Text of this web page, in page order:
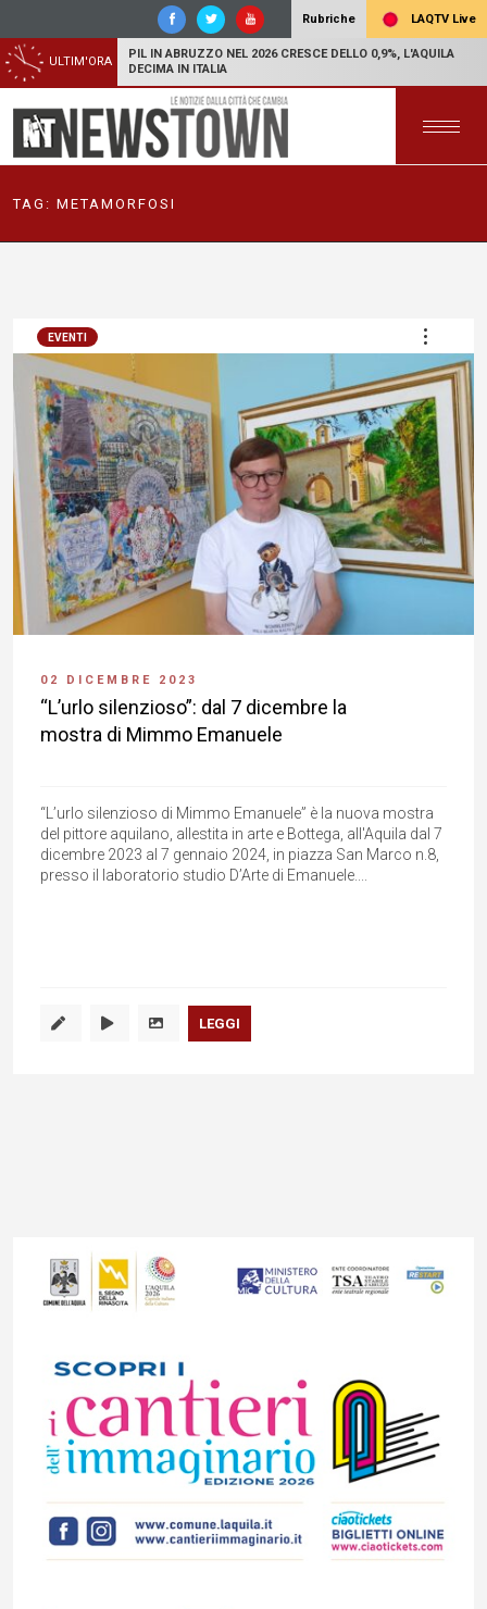
Rubriche LAQTV Live
ULTIM'ORA
PIL IN ABRUZZO NEL 2026 CRESCE DELLO 0,9%, L'AQUILA
DECIMA IN ITALIA
TAG: METAMORFOSI
EVENTI
02 DICEMBRE 2023
“L’urlo silenzioso”: dal 7 dicembre la
mostra di Mimmo Emanuele
“L’urlo silenzioso di Mimmo Emanuele” è la nuova mostra
del pittore aquilano, allestita in arte e Bottega, all'Aquila dal 7
dicembre 2023 al 7 gennaio 2024, in piazza San Marco n.8,
presso il laboratorio studio D’Arte di Emanuele....
LEGGI